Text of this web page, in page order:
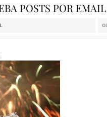
POSTS POR EMAIL